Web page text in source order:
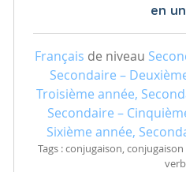
en
Français de niveau
Secondaire –
Troisième année,
Secondaire –
Sixième année,
Tags : conjugaison,